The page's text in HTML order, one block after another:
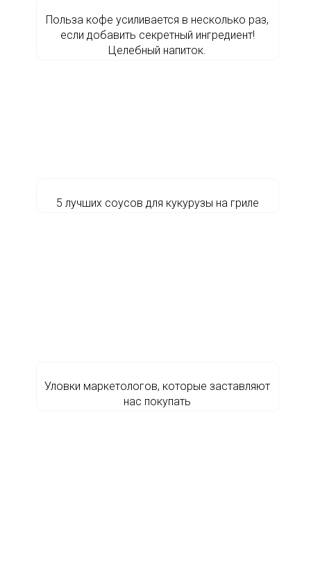
Польза кофе усиливается в несколько раз,
если добавить секретный ингредиент!
Целебный напиток.
5 лучших соусов для кукурузы на гриле
Уловки маркетологов, которые заставляют
нас покупать